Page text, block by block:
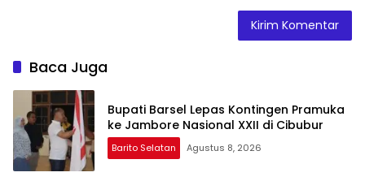
Baca Juga
Bupati Barsel Lepas Kontingen Pramuka
ke Jambore Nasional XXII di Cibubur
Barito Selatan Agustus 8, 2026